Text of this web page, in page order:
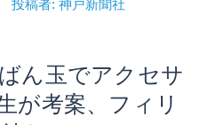
投稿者: 神戸新聞社
ん玉でアクセサ
が考案、フィリ